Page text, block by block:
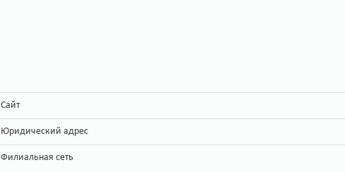
Сайт
Юридический адрес
Филиальная сеть